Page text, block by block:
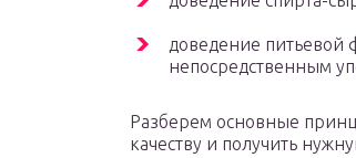
доведение питьевой
непосредственным
Разберем основные
качеству и получить